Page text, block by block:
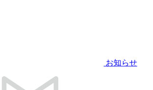
お知らせ